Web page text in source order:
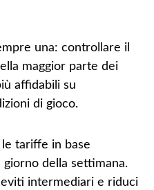
una: controllare il
maggior parte dei
affidabili su
di gioco.
tariffe in base
giorno della settimana.
intermediari e riduci